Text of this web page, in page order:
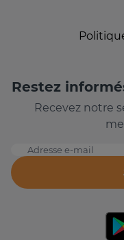
Restez
Recevez notre
Adresse e-mail